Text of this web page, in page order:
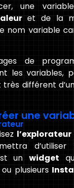
une
et de la
nom variable
de
les variables,
différent
une
l’explorateur
d’utiliser
un widget
plusieurs